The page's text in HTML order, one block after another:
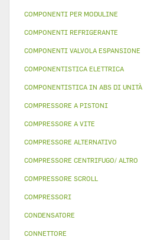
COMPONENTI PER MODULINE
COMPONENTI REFRIGERANTE
COMPONENTI VALVOLA ESPANSIONE
COMPONENTISTICA ELETTRICA
COMPONENTISTICA IN ABS DI UNITÀ
COMPRESSORE A PISTONI
COMPRESSORE A VITE
COMPRESSORE ALTERNATIVO
COMPRESSORE CENTRIFUGO/ ALTRO
COMPRESSORE SCROLL
COMPRESSORI
CONDENSATORE
CONNETTORE